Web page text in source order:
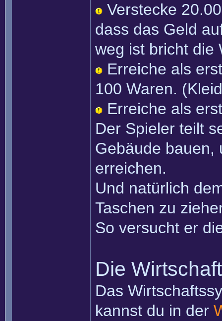
Verstecke
dass das Geld
weg ist bricht
Erreiche als
100 Waren.
Erreiche als
Der Spieler teilt
Gebäude bauen,
erreichen.
Und natürlich
Taschen zu
So versucht er
Die Wirtschaft
Das
kannst du in der